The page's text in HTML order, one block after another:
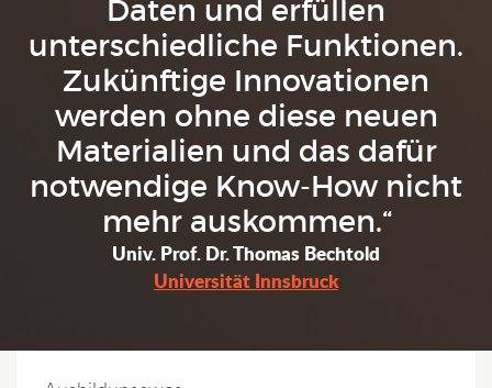
Daten und erfüllen
unterschiedliche Funktionen.
Zukünftige Innovationen
werden ohne diese neuen
Materialien und das dafür
notwendige Know-How nicht
mehr auskommen.“
Univ. Prof. Dr. Thomas Bechtold
Universität Innsbruck